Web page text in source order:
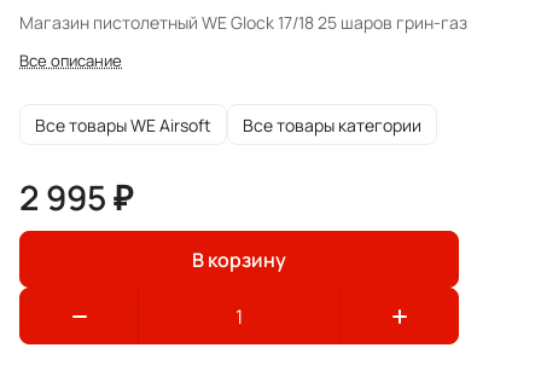
Магазин пистолетный WE Glock 17/18 25 шаров грин-газ
Все описание
Все товары WE Airsoft Все товары категории
2 995 ₽
В корзину